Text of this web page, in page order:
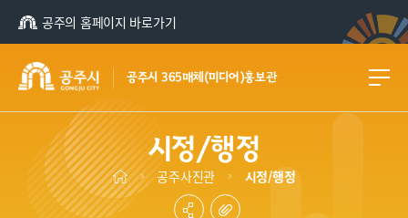
공주의 홈페이지 바로가기
공주시 365매체(미디어)홍보관
시정/행정
공주사진관 시정/행정